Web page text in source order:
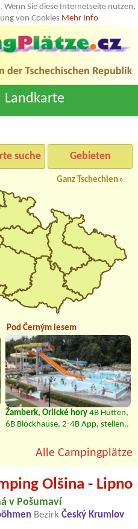
Wenn Sie diese Internetseite nutzen,
von Cookies Mehr Info
Landkarte
suche Gebieten
Ganz Tschechien»
Pod Černým lesem
Žamberk, Orlické hory 4B Hütten,
6B Blockhause, 2-4B App, stellen..
Alle Campingplätze
Olšina - Lipno
v Pošumaví
Bezirk Český Krumlov